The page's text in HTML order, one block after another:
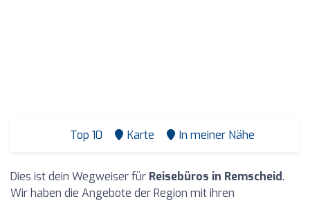
Top 10 Karte In meiner Nähe
Dies ist dein Wegweiser für Reisebüros in Remscheid.
Wir haben die Angebote der Region mit ihren